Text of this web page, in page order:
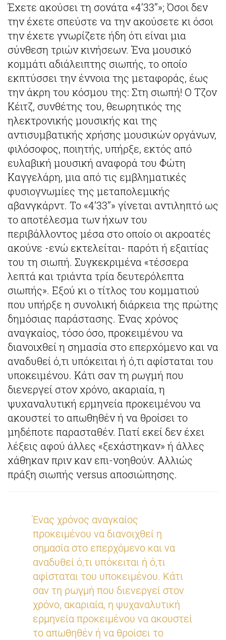
Έχετε ακούσει τη σονάτα «4’33’’»; Όσοι δεν
την έχετε σπεύστε να την ακούσετε κι όσοι
την έχετε γνωρίζετε ήδη ότι είναι μια
σύνθεση τριών κινήσεων. Ένα μουσικό
κομμάτι αδιάλειπτης σιωπής, το οποίο
εκπτύσσει την έννοια της μεταφοράς, έως
την άκρη του κόσμου της: Στη σιωπή! O Τζον
Κέιτζ, συνθέτης του, θεωρητικός της
ηλεκτρονικής μουσικής και της
αντισυμβατικής χρήσης μουσικών οργάνων,
φιλόσοφος, ποιητής, υπήρξε, εκτός από
ευλαβική μουσική αναφορά του Φώτη
Καγγελάρη, μια από τις εμβληματικές
φυσιογνωμίες της μεταπολεμικής
αβανγκάρντ. Το «4’33’’» γίνεται αντιληπτό ως
το αποτέλεσμα των ήχων του
περιβάλλοντος μέσα στο οποίο οι ακροατές
ακούνε -ενώ εκτελείται- παρότι ή εξαιτίας
του τη σιωπή. Συγκεκριμένα «τέσσερα
λεπτά και τριάντα τρία δευτερόλεπτα
σιωπής». Εξού κι ο τίτλος του κομματιού
που υπήρξε η συνολική διάρκεια της πρώτης
δημόσιας παράστασης. Ένας χρόνος
αναγκαίος, τόσο όσο, προκειμένου να
διανοιχθεί η σημασία στο επερχόμενο και να
αναδυθεί ό,τι υπόκειται ή ό,τι αφίσταται του
υποκειμένου. Κάτι σαν τη ρωγμή που
διενεργεί στον χρόνο, ακαριαία, η
ψυχαναλυτική ερμηνεία προκειμένου να
ακουστεί το απωθηθέν ή να θροίσει το
μηδέποτε παρασταθέν. Γιατί εκεί δεν έχει
λέξεις αφού άλλες «ξεχάστηκαν» ή άλλες
χάθηκαν πριν καν επι-νοηθούν. Αλλιώς
πράξη σιωπής versus αποσιώπησης.
Ένας χρόνος αναγκαίος
προκειμένου να διανοιχθεί η
σημασία στο επερχόμενο και να
αναδυθεί ό,τι υπόκειται ή ό,τι
αφίσταται του υποκειμένου. Κάτι
σαν τη ρωγμή που διενεργεί στον
χρόνο, ακαριαία, η ψυχαναλυτική
ερμηνεία προκειμένου να ακουστεί
το απωθηθέν ή να θροίσει το